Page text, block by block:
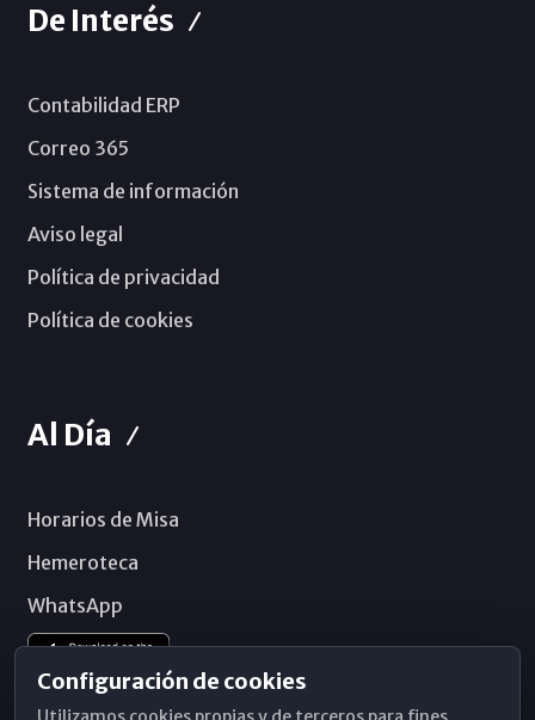
De Interés
Contabilidad ERP
Correo 365
Sistema de información
Aviso legal
Política de privacidad
Política de cookies
Al Día
Horarios de Misa
Hemeroteca
WhatsApp
Configuración de cookies